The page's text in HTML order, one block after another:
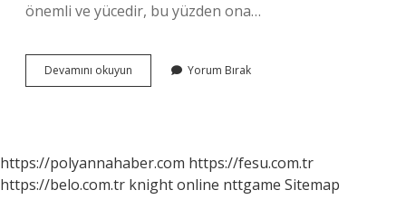
önemli ve yücedir, bu yüzden ona…
Devamını okuyun
Nerelerde
Yorum Bırak
https://polyannahaber.com https://fesu.com.tr
https://belo.com.tr knight online nttgame Sitemap